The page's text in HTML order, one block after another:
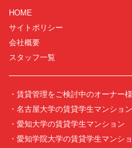
HOME
サイトポリシー
会社概要
スタッフ一覧
・賃貸管理をご検討中のオーナー
・名古屋大学の賃貸学生マンション
・愛知大学の賃貸学生マンション
・愛知学院大学の賃貸学生マンシ